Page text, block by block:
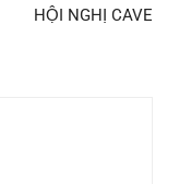
HỘI NGHỊ CAVE